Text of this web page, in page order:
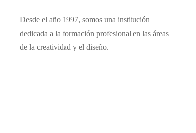
Desde el año 1997, somos una institución
dedicada a la formación profesional en las áreas
de la creatividad y el diseño.